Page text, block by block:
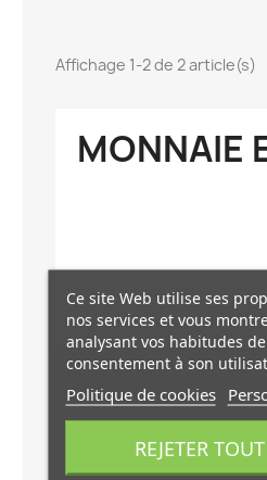
Affichage 1-2 de 2 article(s)
MONNAIE
Ce site Web utilise ses
nos services et vous
analysant vos habitudes
consentement à son
Politique de cookies
REJETER TOUT